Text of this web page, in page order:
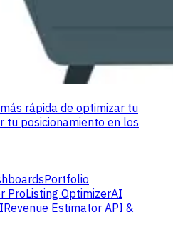
rápida de optimizar tu
tu posicionamiento en los
Portfolio
ProListing OptimizerAI
Revenue Estimator API &